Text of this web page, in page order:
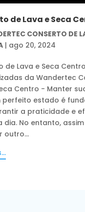
de Lava e Seca
CONSERTO DE
| ago 20, 2024
de Lava e Seca
da Wandertec
Centro - Manter
perfeito estado é
a praticidade e
dia. No entanto,
outro...